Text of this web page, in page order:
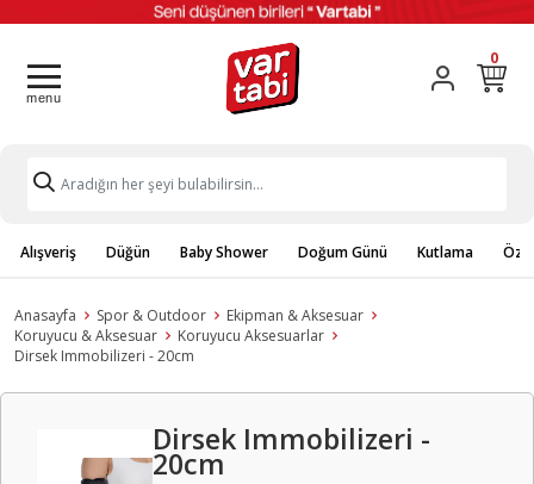
0
Alışveriş Düğün Baby Shower Doğum Günü Kutlama
Anasayfa Spor & Outdoor
Ekipman & Aksesuar
Koruyucu & Aksesuar
Koruyucu Aksesuarlar
Dirsek Immobilizeri - 20cm
Dirsek Immobilizeri -
20cm